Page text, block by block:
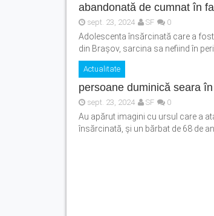
abandonată de cumnat în
sept. 23, 2024 SF 0
Adolescenta însărcinată care a
din Braşov, sarcina sa nefiind în
Actualitate
persoane duminică seara
sept. 23, 2024 SF 0
Au apărut imagini cu ursul care a
însărcinată, și un bărbat de 68 de